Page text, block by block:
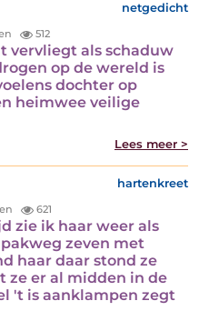
netgedicht
512
vervliegt als schaduw
op de wereld is
dochter op
heimwee veilige
Lees meer >
hartenkreet
621
zie ik haar weer als
zeven met
haar daar stond ze
ze er al midden in de
't is aanklampen zegt